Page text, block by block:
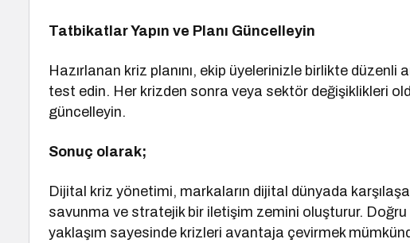
Tatbikatlar Yapın ve Planı Güncelleyin
Hazırlanan kriz planını, ekip üyelerinizle birlikte
test edin. Her krizden sonra veya sektör değişiklikleri
güncelleyin.
Sonuç olarak;
Dijital kriz yönetimi, markaların dijital dünyada
savunma ve stratejik bir iletişim zemini oluşturur.
yaklaşım sayesinde krizleri avantaja çevirmek